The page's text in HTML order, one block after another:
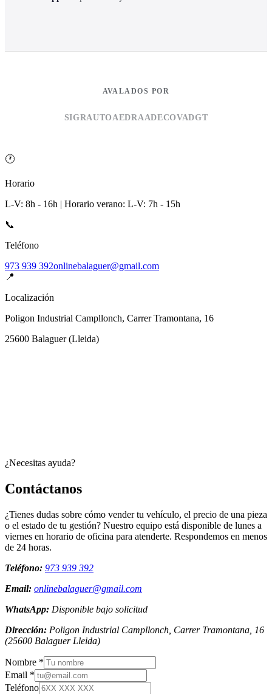
AVALADOS POR
SIGRAUTOAEDRAADECOVADGT
🕐
Horario
L-V: 8h - 16h | Horario verano: L-V: 7h - 15h
📞
Teléfono
973 939 392onlinebalaguer@gmail.com
📍
Localización
Poligon Industrial Campllonch, Carrer Tramontana, 16
25600 Balaguer(Lleida)
¿Necesitas ayuda?
Contáctanos
¿Tienes dudas sobre cómo vender tu vehículo, el precio de una pieza
o el estado de tu gestión? Nuestro equipo está disponible de lunes a
viernes en horario de oficina para atenderte. Respondemos en menos
de 24 horas.
Teléfono: 973 939 392
Email: onlinebalaguer@gmail.com
WhatsApp: Disponible bajo solicitud
Dirección: Poligon Industrial Campllonch, Carrer Tramontana, 16
(25600 Balaguer Lleida)
Nombre *
Email *
Teléfono